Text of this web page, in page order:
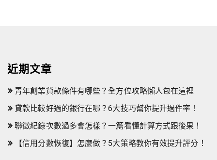
近期文章
青年創業貸款條件有哪些？全方位攻略懶人包在這裡
貸款比較好過的銀行在哪？6大技巧幫你提升過件率！
聯徵紀錄次數過多會怎樣？一篇看懂計算方式跟後果！
【信用分數恢復】怎麼做？5大策略教你有效提升評分！